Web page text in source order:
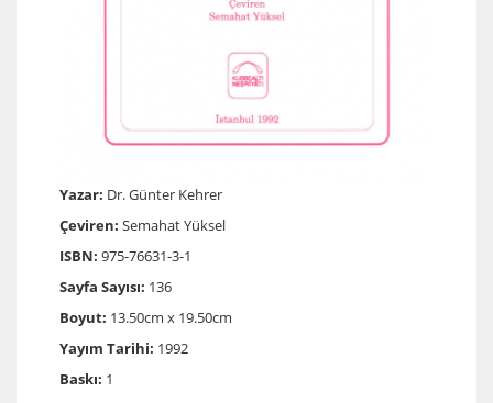
Yazar: Dr. Günter Kehrer
Çeviren: Semahat Yüksel
ISBN: 975-76631-3-1
Sayfa Sayısı: 136
Boyut: 13.50cm x 19.50cm
Yayım Tarihi: 1992
Baskı: 1